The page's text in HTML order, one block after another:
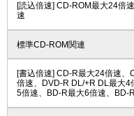
[読込倍速] CD-ROM最大24倍
速
標準CD-ROM関連
[書込倍速] CD-R最大24倍速
倍速、DVD-R DL/+R DL最大
5倍速、BD-R最大6倍速、BD-